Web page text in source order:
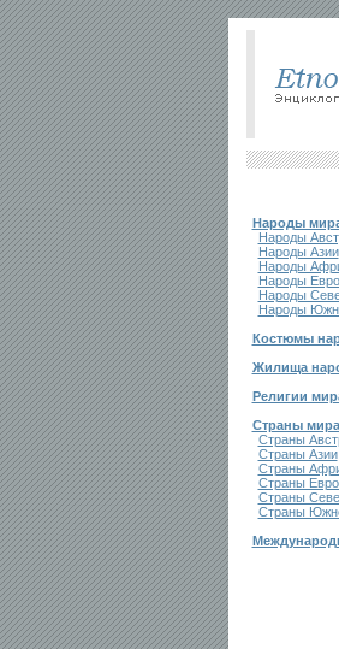
Народы
Народы
Народы Азии
Народы
Народы
Народы
Народы
Костюмы
Жилища
Религии
Страны мира
Страны
Страны Азии
Страны
Страны
Страны
Страны